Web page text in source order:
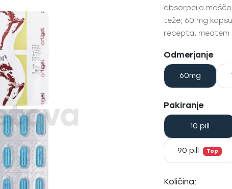
absorpcijo
teže; 60 mg
recepta, medtem
Odmerjanje
60mg
Pakiranje
10 pill
90 pill Top
Količina: